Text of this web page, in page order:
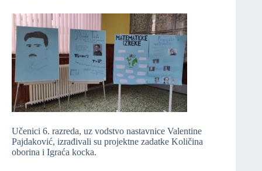
Učenici 6. razreda, uz vodstvo nastavnice Valentine
Pajdaković, izrađivali su projektne zadatke Količina
oborina i Igraća kocka.